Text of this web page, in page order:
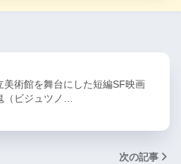
美術館を舞台にした短編SF映画
（ビジュツノ…
次の記事